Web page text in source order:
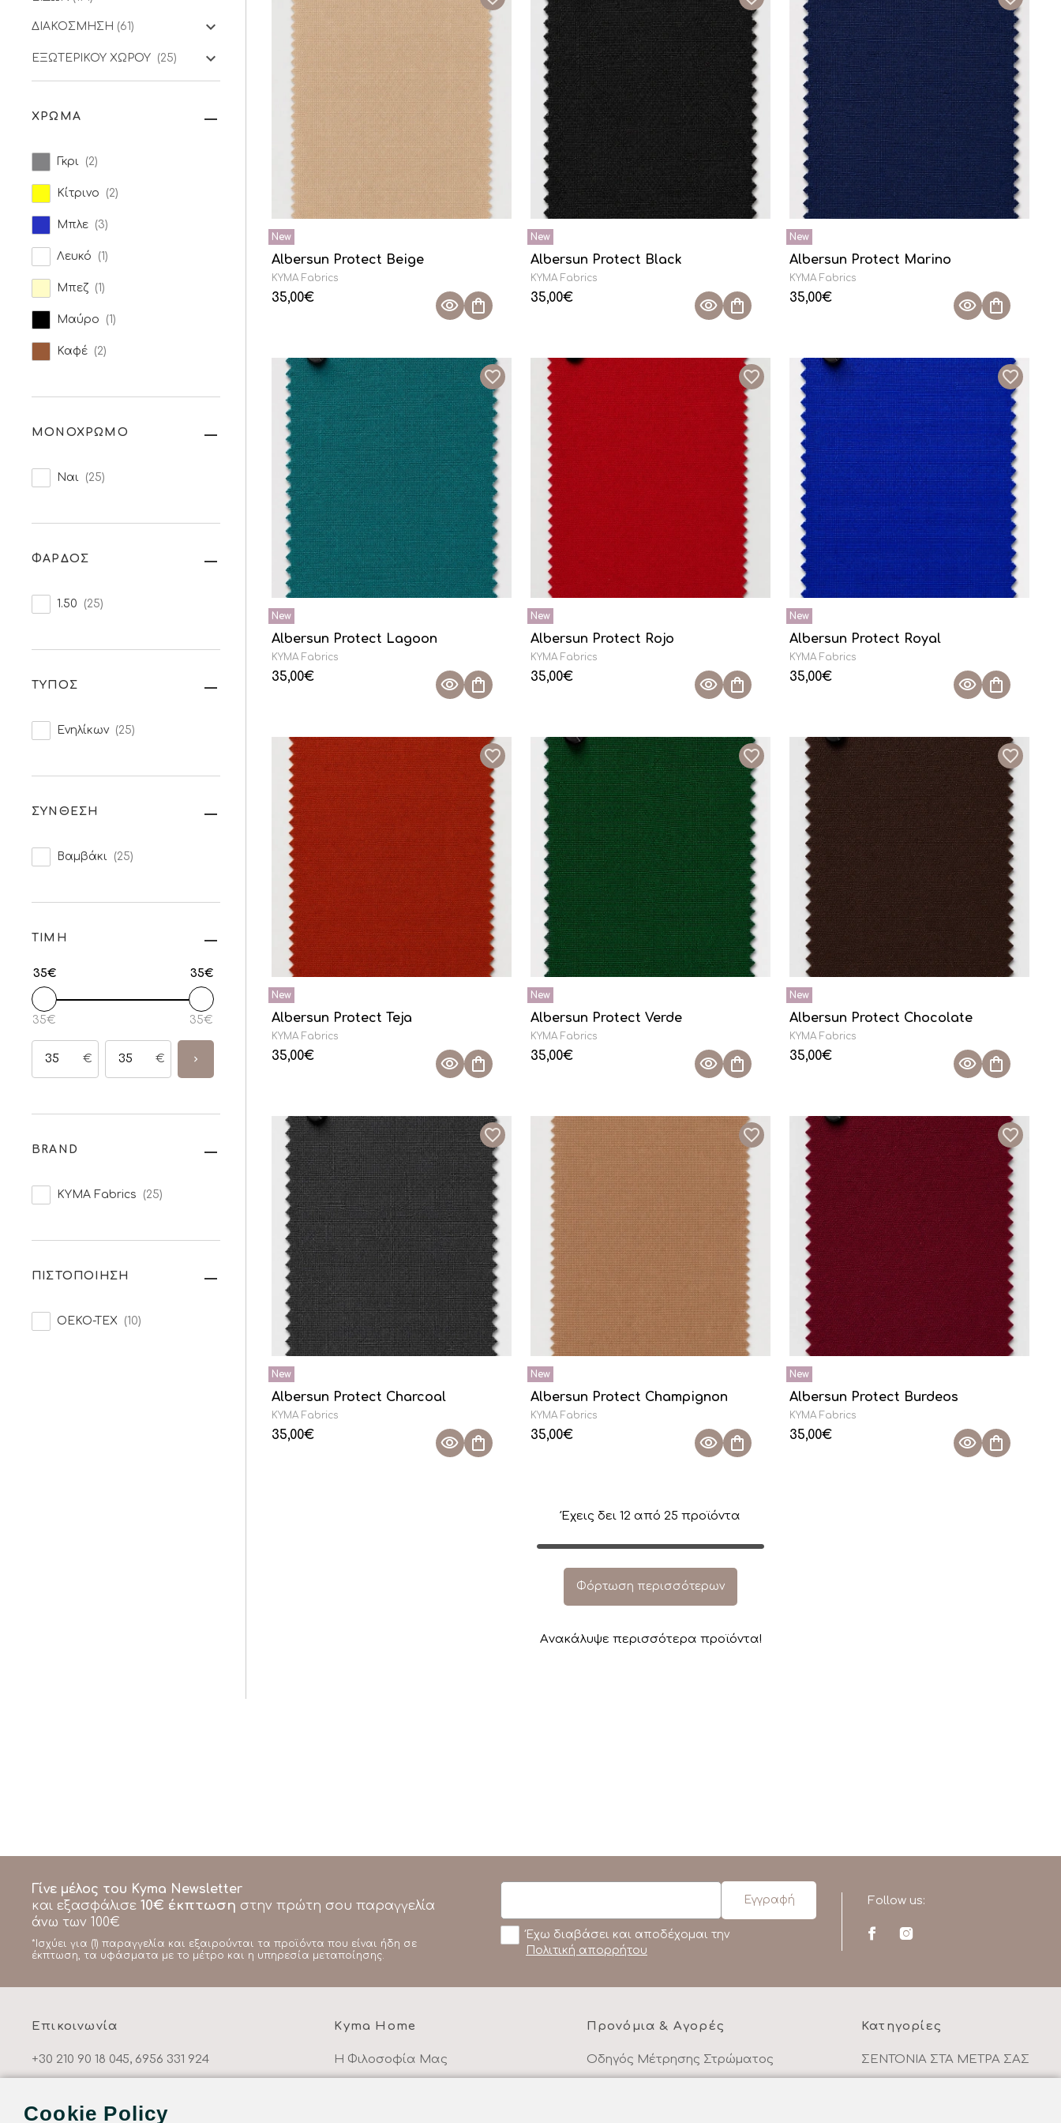
ΔΙΑΚΟΣΜΗΣΗ (61)
ΕΞΩΤΕΡΙΚΟΥ ΧΩΡΟΥ (25)
ΧΡΩΜΑ
Γκρι (2)
Κίτρινο (2)
Μπλε (3)
Λευκό (1)
Μπεζ (1)
Μαύρο (1)
Καφέ (2)
ΜΟΝΟΧΡΩΜΟ
Ναι (25)
ΦΑΡΔΟΣ
1.50 (25)
ΤΥΠΟΣ
Ενηλίκων (25)
ΣΥΝΘΕΣΗ
Βαμβάκι (25)
ΤΙΜΗ
35€ 35€
35€ 35€
€ €
BRAND
KYMA Fabrics (25)
ΠΙΣΤΟΠΟΙΗΣΗ
OEKO-TEX (10)
Albersun Protect Beige
KYMA Fabrics
35,00€
Albersun Protect Black
KYMA Fabrics
35,00€
Albersun Protect Marino
KYMA Fabrics
35,00€
Albersun Protect Lagoon
KYMA Fabrics
35,00€
Albersun Protect Rojo
KYMA Fabrics
35,00€
Albersun Protect Royal
KYMA Fabrics
35,00€
Albersun Protect Teja
KYMA Fabrics
35,00€
Albersun Protect Verde
KYMA Fabrics
35,00€
Albersun Protect Chocolate
KYMA Fabrics
35,00€
Albersun Protect Charcoal
KYMA Fabrics
35,00€
Albersun Protect Champignon
KYMA Fabrics
35,00€
Albersun Protect Burdeos
KYMA Fabrics
35,00€
Έχεις δει 12από 25προϊόντα
Φόρτωση περισσότερων
Aνακάλυψε περισσότερα προϊόντα!
Γίνε μέλος του Kyma Newsletter
και εξασφάλισε 10€ έκπτωση στην πρώτη σου παραγγελία
άνω των 100€
*Ισχύει για (1) παραγγελία και εξαιρούνται τα προϊόντα που είναι ήδη σε
έκπτωση, τα υφάσματα με το μέτρο και η υπηρεσία μεταποίησης.
Έχω διαβάσει και αποδέχομαι την
Πολιτική απορρήτου
Follow us:
Επικοινωνία
+30 210 90 18 045, 6956 331 924
Αναξάρχου 56, Αθήνα 11631, Ελλάδα
Kyma Home
Η Φιλοσοφία Μας
Προνόμια & Αγορές
Οδηγός Μέτρησης Στρώματος
Κατηγορίες
ΣΕΝΤΟΝΙΑ ΣΤΑ ΜΕΤΡΑ ΣΑΣ
Cookie Policy